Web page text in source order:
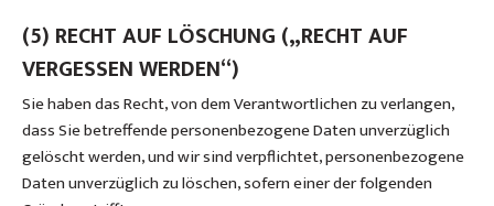
(5) RECHT AUF LÖSCHUNG („RECHT AUF
VERGESSEN WERDEN“)
Sie haben das Recht, von dem Verantwortlichen zu verlangen,
dass Sie betreffende personenbezogene Daten unverzüglich
gelöscht werden, und wir sind verpflichtet, personenbezogene
Daten unverzüglich zu löschen, sofern einer der folgenden